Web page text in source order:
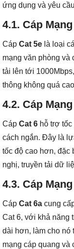
ứng dụng và yêu
4.1. Cáp
Cáp Cat 5e là loại
mạng văn phòng và
tải lên tới
thông không quá
4.2. Cáp
Cáp Cat 6 hỗ trợ
cách ngắn. Đây là
tốc độ cao hơn, đặc
nghị, truyền tải dữ
4.3. Cáp
Cáp Cat 6a cung
Cat 6, với khả năng
dài hơn, làm cho nó
mạng cáp quang và